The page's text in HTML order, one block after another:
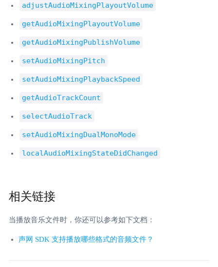
adjustAudioMixingPlayoutVolume
getAudioMixingPlayoutVolume
getAudioMixingPublishVolume
setAudioMixingPitch
setAudioMixingPlaybackSpeed
getAudioTrackCount
selectAudioTrack
setAudioMixingDualMonoMode
localAudioMixingStateDidChanged
相关链接
当播放音乐文件时，你还可以参考如下文档：
声网 SDK 支持播放哪些格式的音频文件？